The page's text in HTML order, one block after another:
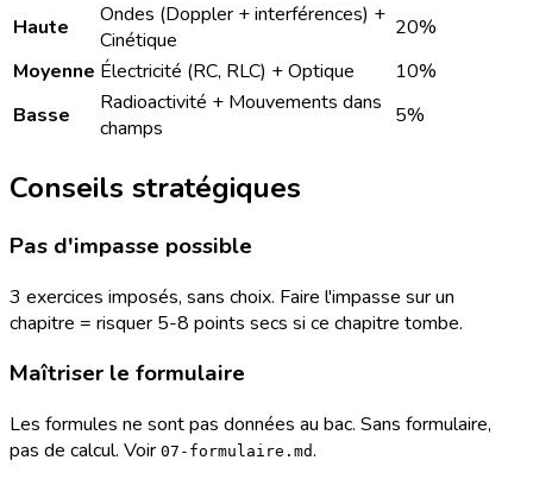
Haute
Ondes (Doppler + interférences) +
Cinétique
20%
Moyenne Électricité (RC, RLC) + Optique
10%
Basse
Radioactivité + Mouvements dans
champs
5%
Conseils stratégiques
Pas d'impasse possible
3 exercices imposés, sans choix. Faire l'impasse sur un
chapitre = risquer 5-8 points secs si ce chapitre tombe.
Maîtriser le formulaire
Les formules ne sont pas données au bac. Sans formulaire,
pas de calcul. Voir 07-formulaire.md.